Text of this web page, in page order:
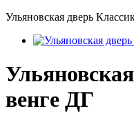
Ульяновская дверь
венге ДГ